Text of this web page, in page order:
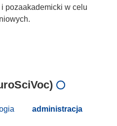
pozaakademicki w celu
administracja